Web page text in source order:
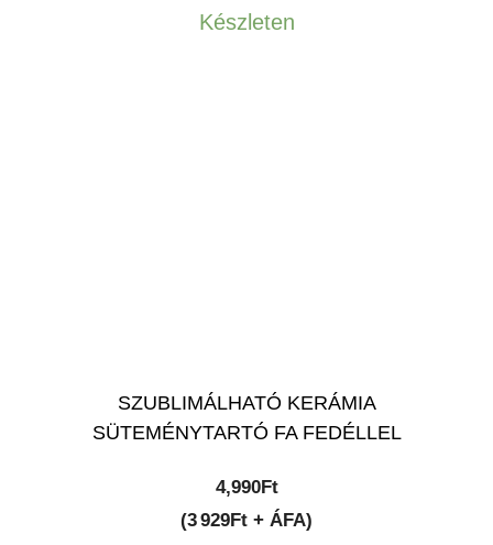
Készleten
SZUBLIMÁLHATÓ KERÁMIA
SÜTEMÉNYTARTÓ FA FEDÉLLEL
4,990Ft
(3 929Ft + ÁFA)